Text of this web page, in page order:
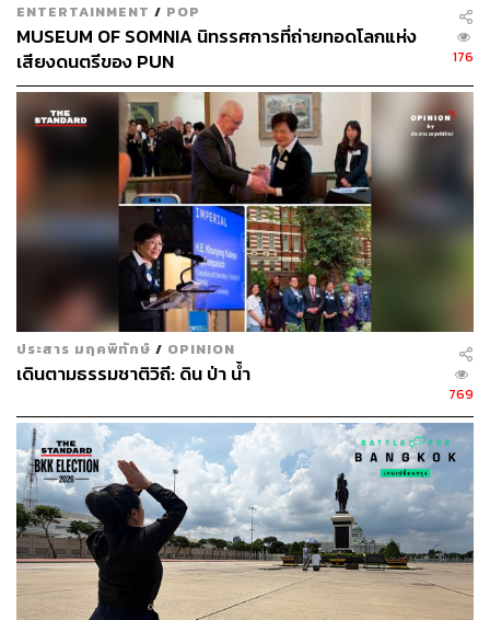
วงดนตรี ‘พระราชา’ เชื่อมใจ ‘ประชาชน’
“พวกเรารู้สึกแปลกใจมากที่พระองค์ทรงดนตรีแจ๊ซและ
สามารถเล่นได้อย่างยอดเยี่ยม ทรงเป็นนักดนตรีที่ดีมาก ไม่ว่า
จะเป็นเพลงในจังหวะวอลซ์ โพลก้า หรือมาร์ช ก็ทรงพระราช
นิพนธ์ได้ดีเยี่ยมในทุกจังหวะ
“ผมเชื่อว่าถ้าพระองค์ไม่ได้เป็นพระมหากษัตริย์ พระองค์
จะทรงเป็นหัวหน้าวงดนตรีชั้นนำได้เลยทีเดียว”เลส บราวน์
นักดนตรีแจ๊ซชาวอเมริกัน กล่าวยกย่องพระอัจฉริยภาพด้าน
ดนตรีของพระบาทสมเด็จพระปรมินทรมหาภูมิพลอดุลยเดช
บรมนาถบพิตร ไว้ในภาพยนตร์สารคดี‘คีตราชัน’
ฉายเมื่อปี 2539
ความเห็นดังกล่าวไม่แตกต่างจากความคิดของพสกนิกร
ชาวไทยและชาวต่างชาติที่ประจักษ์ชัดในพระอัจฉริยภาพ ซึ่ง
เสียงดนตรีของพระองค์ไม่เพียงสร้างความสุขให้แก่ผู้ฟัง หรือ
ช่วยสร้างสัมพันธไมตรีกับนานาอารยประเทศเท่านั้น หากแต่
ยังเป็นสื่อกลางเชื่อมโยงความรู้สึกของ ‘ประชาชน’ ให้เกิด
ความรักความผูกพันต่อ ‘สถาบันพระมหากษัตริย์’ มากยิ่งขึ้น
ENTERTAINMENT / POP
MUSEUM OF SOMNIA นิทรรศการที่ถ่ายทอดโลกแห่ง
เสียงดนตรีของ PUN
176
ประสาร มฤคพิทักษ์ / OPINION
เดินตามธรรมชาติวิถี: ดิน ป่า น้ำ
769